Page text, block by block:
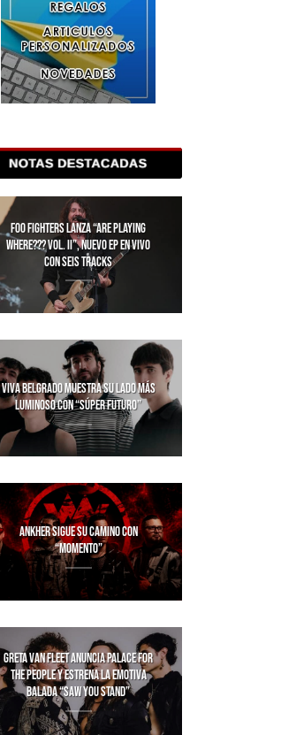
FOO FIGHTERS LANZA “ARE PLAYING
WHERE??? VOL. II”, NUEVO EP EN VIVO
CON SEIS TRACKS
VIVA BELGRADO MUESTRA SU LADO MÁS
LUMINOSO CON “SÚPER FUTURO”
ANKHER SIGUE SU CAMINO CON
“MOMENTO”
GRETA VAN FLEET ANUNCIA PALACE FOR
THE PEOPLE Y ESTRENA LA EMOTIVA
BALADA “SAW YOU STAND”